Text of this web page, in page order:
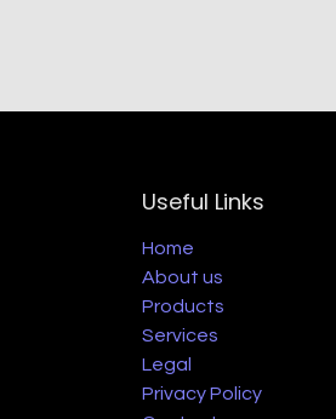
Useful Links
Home
About us
Products
Services
Legal
Privacy Policy